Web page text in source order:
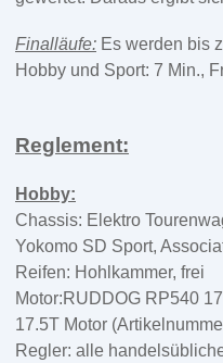
Finalläufe: Es werden bis
Hobby und Sport: 7 Min.,
Reglement:
Hobby:
Chassis: Elektro
Yokomo SD Sport,
Reifen: Hohlkammer, frei
Motor:RUDDOG RP540
17.5T Motor
Regler: alle